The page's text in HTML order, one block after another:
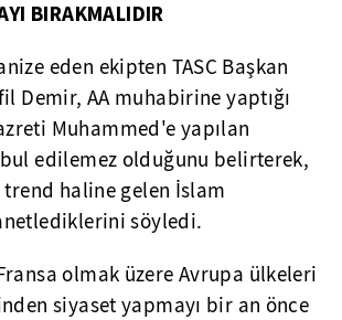
BIRAKMALIDIR
eden ekipten TASC Başkan
Demir, AA muhabirine yaptığı
Muhammed'e yapılan
edilemez olduğunu belirterek,
trend haline gelen İslam
söyledi.
olmak üzere Avrupa ülkeleri
siyaset yapmayı bir an önce